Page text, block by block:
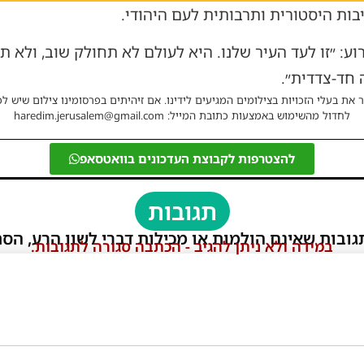
היסטורית ותרבותית לעם היהודי.
״זו לעד העיר שלנו. היא לעולם לא תחולק שוב, ולא
חד-צדדית״.
בעלי הזכויות בצילומים המגיעים לידינו. אם זיהיתים בפרסומינו צילום
לחדול מהשימוש באמצעות כתובת המייל: haredim.jerusalem@gmail.com
להצטרפות לקבוצת העדכונים בוואטסאפ
תגובות
שאינם הולמות או מכילות דברי לשון הרע,
במידה ולא ניתן להגיב - הכתבה סגורה לתגובות.